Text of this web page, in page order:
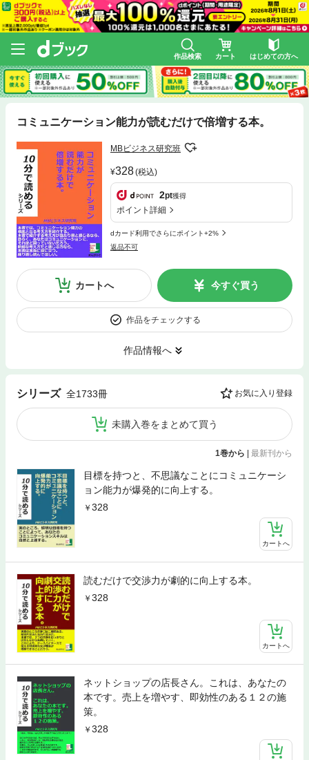
作品検索 カート はじめての方へ
コミュニケーション能力が読むだけで倍増する本。
MBビジネス研究班
328(税込)
2pt獲得
ポイント詳細
dカード利用でさらにポイント+2%
返品不可
カートへ 今すぐ買う
作品をチェックする
作品情報へ
シリーズ 全1733冊 お気に入り登録
未購入巻をまとめて買う
1巻から 最新刊から
目標を持つと、不思議なことにコミュニケーシ
ョン能力が爆発的に向上する。
328
カートへ
読むだけで交渉力が劇的に向上する本。
328
カートへ
ネットショップの店長さん。これは、あなたの
本です。売上を増やす、即効性のある１２の施
策。
328